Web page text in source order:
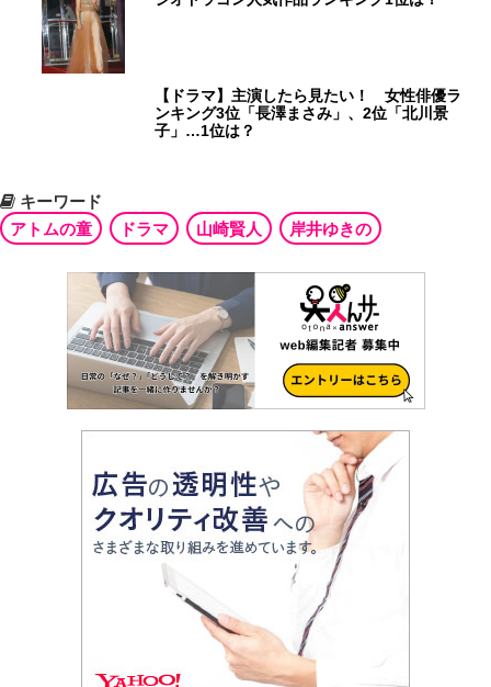
【ドラマ】主演したら見たい！ 女性俳優ラ
ンキング3位「長澤まさみ」、2位「北川景
子」…1位は？
キーワード
アトムの童
ドラマ 山崎賢人 岸井ゆきの